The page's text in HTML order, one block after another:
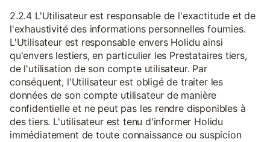
2.2.4 L'Utilisateur est responsable de l'exactitude et de
l'exhaustivité des informations personnelles fournies.
L'Utilisateur est responsable envers Holidu ainsi
qu'envers lestiers, en particulier les Prestataires tiers,
de l'utilisation de son compte utilisateur. Par
conséquent, l'Utilisateur est obligé de traiter les
données de son compte utilisateur de manière
confidentielle et ne peut pas les rendre disponibles à
des tiers. L'utilisateur est tenu d'informer Holidu
immédiatement de toute connaissance ou suspicion